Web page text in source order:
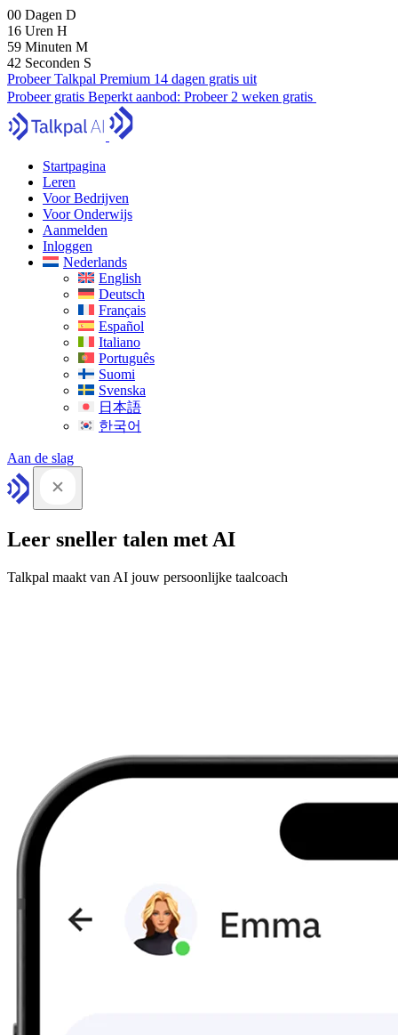
00 Dagen D
16 Uren H
59 Minuten M
41 Seconden S
Probeer Talkpal Premium 14 dagen gratis uit
Probeer gratis Beperkt aanbod: Probeer 2 weken gratis
Startpagina
Leren
Voor Bedrijven
Voor Onderwijs
Aanmelden
Inloggen
Nederlands
English
Deutsch
Français
Español
Italiano
Português
Suomi
Svenska
日本語
한국어
Aan de slag
Leer sneller talen met AI
Talkpal maakt van AI jouw persoonlijke taalcoach